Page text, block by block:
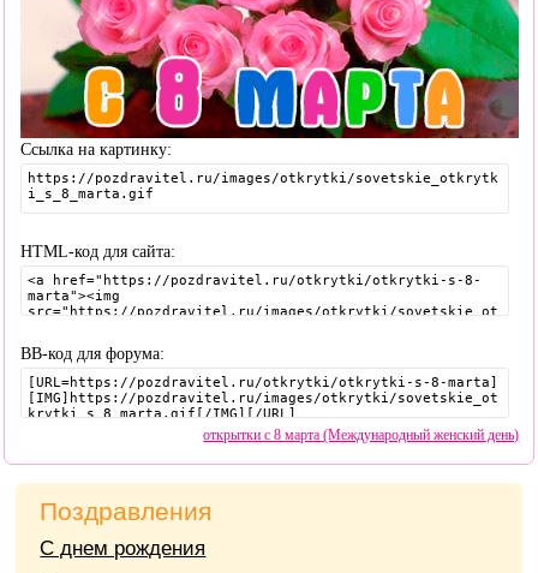
Ссылка на картинку:
HTML-код для сайта:
BB-код для форума:
открытки с 8 марта (Международный женский день)
Поздравления
С днем рождения